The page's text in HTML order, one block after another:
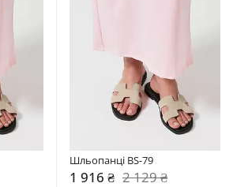
Шльопанці BS-79
1 916 ₴ 2 129 ₴